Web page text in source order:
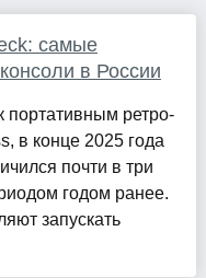
самые
в России
портативным ретро-
в конце 2025 года
почти в три
годом ранее.
запускать